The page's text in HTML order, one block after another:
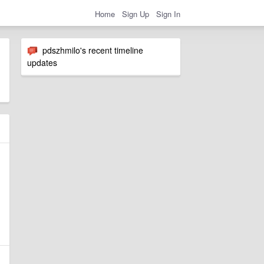
Home Sign Up Sign In
pdszhmilo's recent timeline
updates